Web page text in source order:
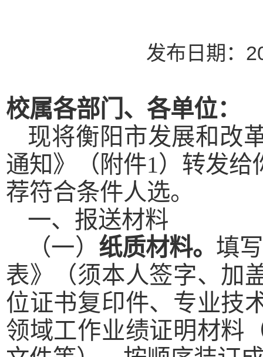
发布日期：
校属各部门、各单位：
现将衡阳市发展和改
通知》（附件1）转发
荐符合条件人选。
一、报送材料
（一） 纸质材料。 填
表》（须本人签字、加
位证书复印件、专业技
领域工作业绩证明材料